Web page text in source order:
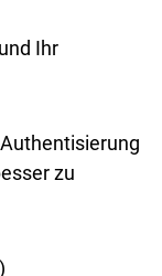
Ihr
zu